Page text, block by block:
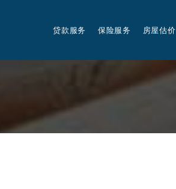
贷款服务 保险服务 房屋估价